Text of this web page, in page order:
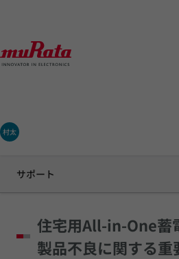
村太
サポート
住宅用All-in-One蓄
製品不良に関する重